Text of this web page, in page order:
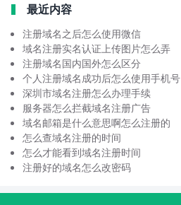
最近内容
注册域名之后怎么使用微信
域名注册实名认证上传图片怎么弄
注册域名国内国外怎么区分
个人注册域名成功后怎么使用手机号
深圳市域名注册怎么办理手续
服务器怎么拦截域名注册广告
域名邮箱是什么意思啊怎么注册的
怎么查域名注册的时间
怎么才能看到域名注册时间
注册好的域名怎么改密码